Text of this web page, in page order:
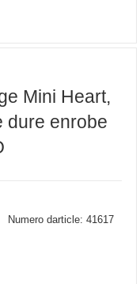
Mini Heart,
dure enrobe
Numero darticle: 41617